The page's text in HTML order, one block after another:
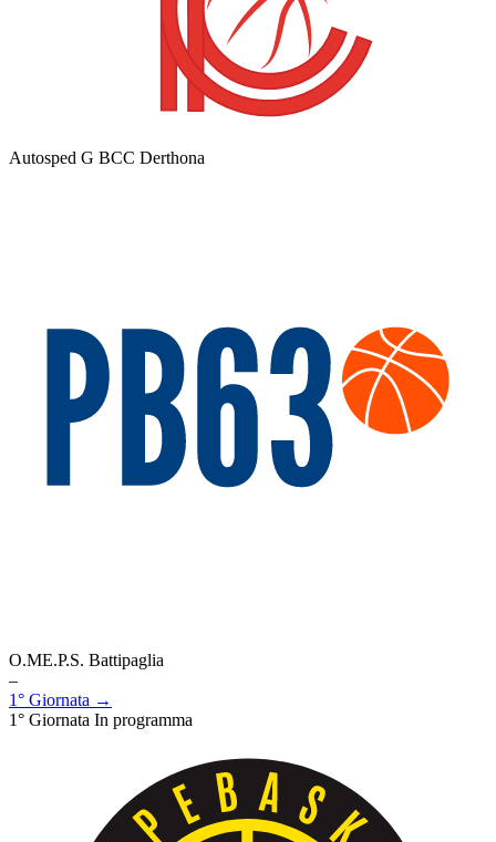
Autosped G BCC Derthona
O.ME.P.S. Battipaglia
–
1° Giornata →
1° Giornata In programma